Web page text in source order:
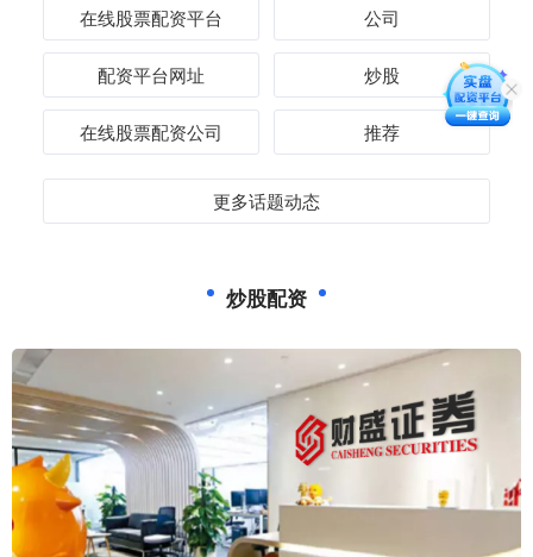
在线股票配资平台 公司
配资平台网址 炒股
在线股票配资公司 推荐
更多话题动态
炒股配资